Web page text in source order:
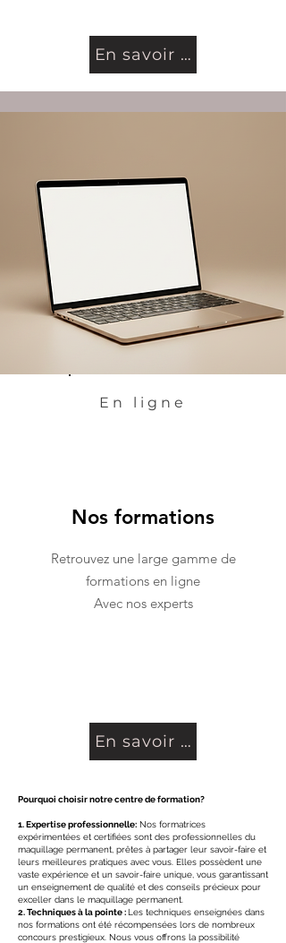
En savoir plus...
En ligne
Nos formations
Retrouvez une large gamme de
formations en ligne
Avec nos experts
En savoir plus...
Pourquoi choisir notre centre de formation?
1. Expertise professionnelle: Nos formatrices
expérimentées et certifiées sont des professionnelles du
maquillage permanent, prêtes à partager leur savoir-faire et
leurs meilleures pratiques avec vous. Elles possèdent une
vaste expérience et un savoir-faire unique, vous garantissant
un enseignement de qualité et des conseils précieux pour
exceller dans le maquillage permanent.
2. Techniques à la pointe :Les techniques enseignées dans
nos formations ont été récompensées lors de nombreux
concours prestigieux. Nous vous offrons la possibilité